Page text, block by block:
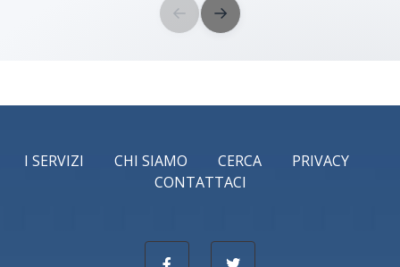
← →
I SERVIZI CHI SIAMO CERCA
PRIVACY
CONTATTACI